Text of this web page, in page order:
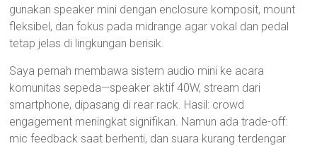
gunakan speaker mini dengan enclosure komposit, mount
fleksibel, dan fokus pada midrange agar vokal dan pedal
tetap jelas di lingkungan berisik.
Saya pernah membawa sistem audio mini ke acara
komunitas sepeda—speaker aktif 40W, stream dari
smartphone, dipasang di rear rack. Hasil: crowd
engagement meningkat signifikan. Namun ada trade-off:
mic feedback saat berhenti, dan suara kurang terdengar